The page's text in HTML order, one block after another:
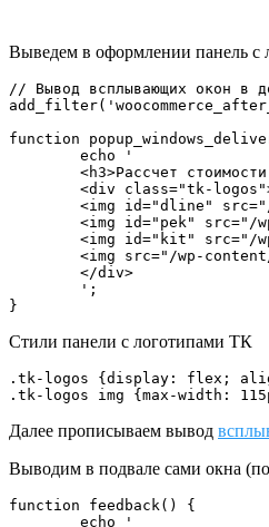
Выведем в оформлении панель с
// Вывод всплывающих окон в
function
}
Стили панели с логотипами ТК
.tk-logos {display: flex;
.tk-logos img {max-width:
Далее прописываем вывод
Выводим в подвале сами окна
function feedback() {